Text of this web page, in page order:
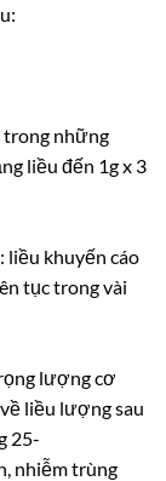
trong những
liều đến 1g x 3
khuyến cáo
tục trong vài
lượng cơ
liều lượng sau
25-
nhiễm trùng